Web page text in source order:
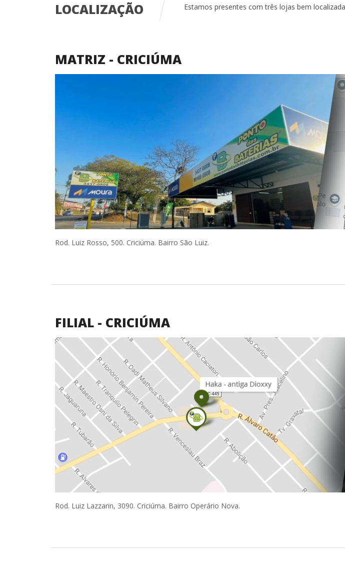
LOCALIZAÇÃO Estamos presentes com três lojas bem
MATRIZ - CRICIÚMA
Rod. Luiz Rosso, 500. Criciúma. Bairro São Luiz.
FILIAL - CRICIÚMA
Rod. Luiz Lazzarin, 3090. Criciúma. Bairro Operário Nova.